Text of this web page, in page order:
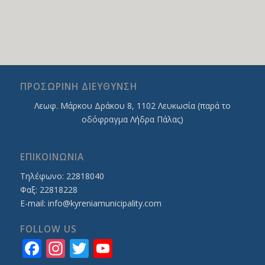
ΠΡΟΣΩΡΙΝΗ ΔΙΕΥΘΥΝΣΗ
Λεωφ. Mάρκου Δράκου 8, 1102 Λευκωσία (παρά το
οδόφραγμα Λήδρα Πάλας)
ΕΠΙΚΟΙΝΩΝΙΑ
Τηλέφωνο: 22818040
Φαξ: 22818228
E-mail: info@kyreniamunicipality.com
FOLLOW US
Facebook
Instagram
Twitter
YouTube